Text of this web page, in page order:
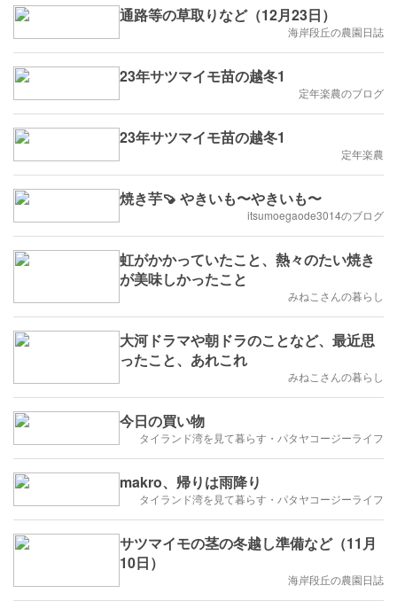
通路等の草取りなど（12月23日）
海岸段丘の農園日誌
23年サツマイモ苗の越冬1
定年楽農のブログ
23年サツマイモ苗の越冬1
定年楽農
焼き芋🍠 やきいも〜やきいも〜
itsumoegaode3014のブログ
虹がかかっていたこと、熱々のたい焼き
が美味しかったこと
みねこさんの暮らし
大河ドラマや朝ドラのことなど、最近思
ったこと、あれこれ
みねこさんの暮らし
今日の買い物
タイランド湾を見て暮らす・パタヤコージーライフ
makro、帰りは雨降り
タイランド湾を見て暮らす・パタヤコージーライフ
サツマイモの茎の冬越し準備など（11月
10日）
海岸段丘の農園日誌